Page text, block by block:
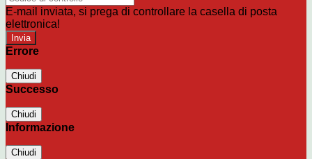
E-mail inviata, si prega di controllare la casella di posta
elettronica!
Errore
Chiudi
Successo
Chiudi
Informazione
Chiudi